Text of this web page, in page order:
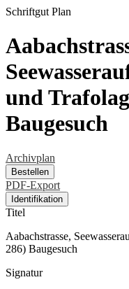
Schriftgut Plan
und
Baugesuch
Archivplan
Bestellen
PDF-Export
Identifikation
Titel
Aabachstrasse,
286) Baugesuch
Signatur